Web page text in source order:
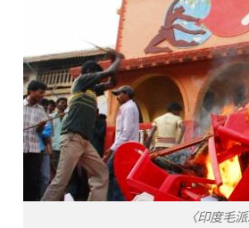
〈印度毛